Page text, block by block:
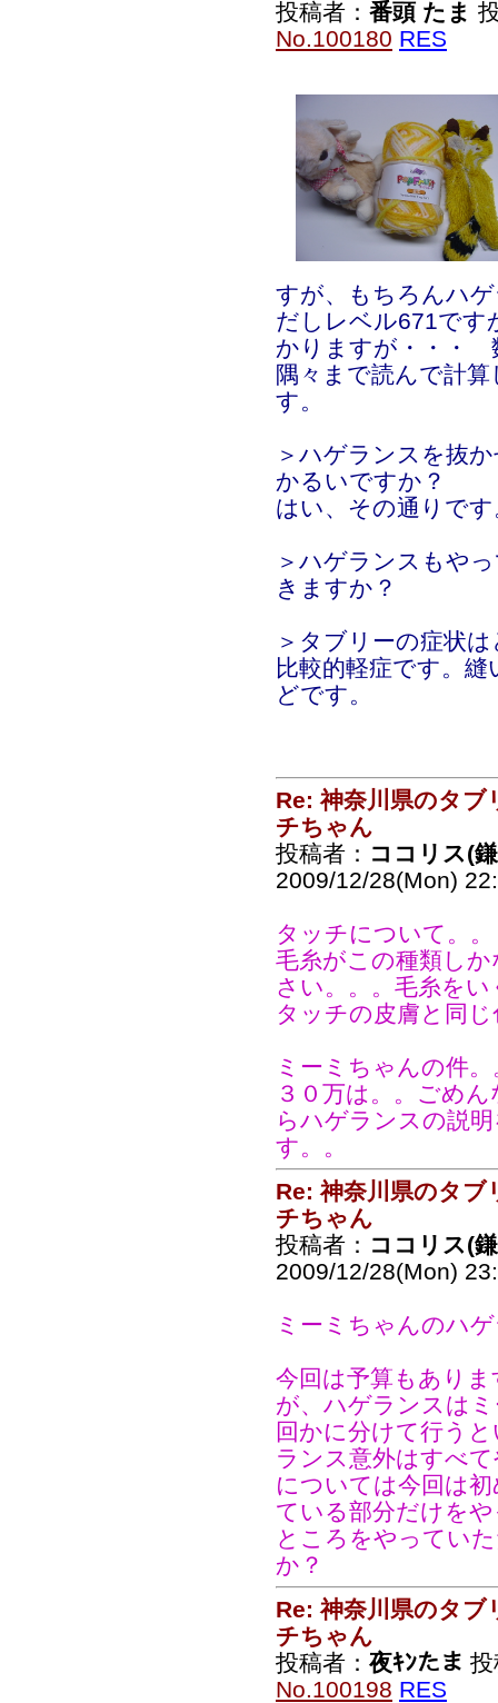
投稿者： 番頭 たま
No.100180 RES
すが、もちろんハ
だしレベル671です
かりますが・・・
隅々まで読んで計
す。
＞ハゲランスを抜
かるいですか？
はい、その通りです
＞ハゲランスもや
きますか？
＞タブリーの症状
比較的軽症です。
どです。
Re: 神奈川県のタ
チちゃん
投稿者： ココリス(
2009/12/28(Mon)
タッチについて。。
毛糸がこの種類し
さい。。。毛糸を
タッチの皮膚と同
ミーミちゃんの件
３０万は。。ごめ
らハゲランスの説
す。。
Re: 神奈川県のタ
チちゃん
投稿者： ココリス(
2009/12/28(Mon)
ミーミちゃんのハ
今回は予算もあり
が、ハゲランスは
回かに分けて行う
ランス意外はすべ
については今回は
ている部分だけを
ところをやってい
か？
Re: 神奈川県のタ
チちゃん
投稿者： 夜ｷﾝたま
No.100198 RES